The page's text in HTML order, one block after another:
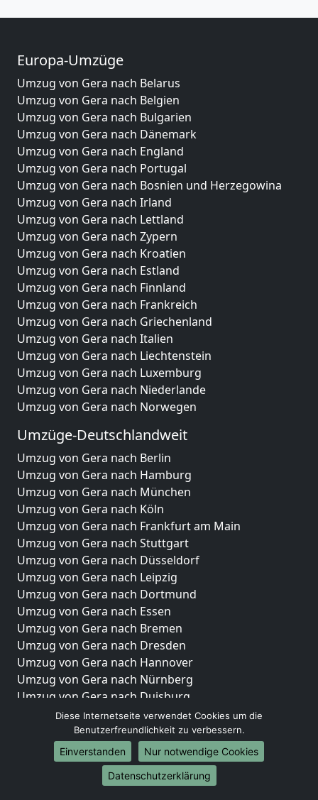
Europa-Umzüge
Umzug von Gera nach Belarus
Umzug von Gera nach Belgien
Umzug von Gera nach Bulgarien
Umzug von Gera nach Dänemark
Umzug von Gera nach England
Umzug von Gera nach Portugal
Umzug von Gera nach Bosnien und Herzegowina
Umzug von Gera nach Irland
Umzug von Gera nach Lettland
Umzug von Gera nach Zypern
Umzug von Gera nach Kroatien
Umzug von Gera nach Estland
Umzug von Gera nach Finnland
Umzug von Gera nach Frankreich
Umzug von Gera nach Griechenland
Umzug von Gera nach Italien
Umzug von Gera nach Liechtenstein
Umzug von Gera nach Luxemburg
Umzug von Gera nach Niederlande
Umzug von Gera nach Norwegen
Umzüge-Deutschlandweit
Umzug von Gera nach Berlin
Umzug von Gera nach Hamburg
Umzug von Gera nach München
Umzug von Gera nach Köln
Umzug von Gera nach Frankfurt am Main
Umzug von Gera nach Stuttgart
Umzug von Gera nach Düsseldorf
Umzug von Gera nach Leipzig
Umzug von Gera nach Dortmund
Umzug von Gera nach Essen
Umzug von Gera nach Bremen
Umzug von Gera nach Dresden
Umzug von Gera nach Hannover
Umzug von Gera nach Nürnberg
Umzug von Gera nach Duisburg
Umzug von Gera nach Bochum
Umzug von Gera nach Wuppertal
Umzug von Gera nach Bielefeld
Umzug von Gera nach Bonn
Umzug von Gera nach Münster
Diese Internetseite verwendet Cookies um die
Benutzerfreundlichkeit zu verbessern.
Einverstanden
Nur notwendige Cookies
Datenschutzerklärung